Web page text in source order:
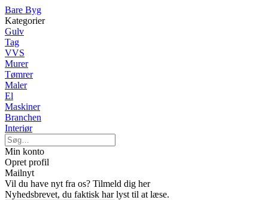
Bare Byg
Kategorier
Gulv
Tag
VVS
Murer
Tømrer
Maler
El
Maskiner
Branchen
Interiør
Min konto
Opret profil
Mailnyt
Vil du have nyt fra os? Tilmeld dig her
Nyhedsbrevet, du faktisk har lyst til at læse.